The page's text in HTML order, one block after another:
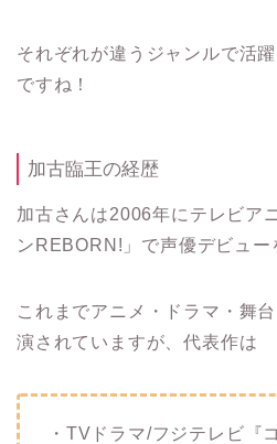
それぞれが違うジャンルで活
ですね！
加古臨王の経歴
加古さんは2006年にテレビア
ンREBORN!」で声優デビュー
これまでアニメ・ドラマ・舞
演されていますが、代表作は
・TVドラマ/フジテレビ 『